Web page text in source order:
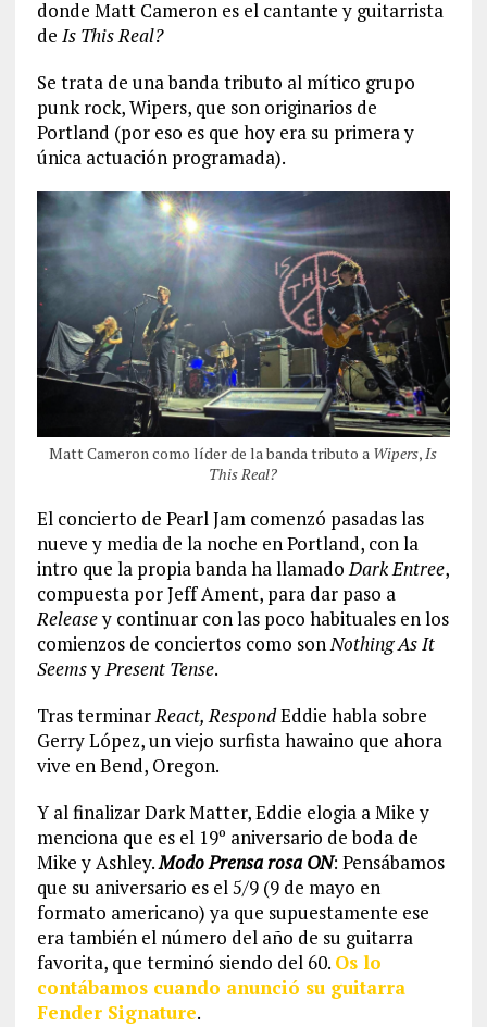
donde Matt Cameron es el cantante y guitarrista
de Is This Real?
Se trata de una banda tributo al mítico grupo
punk rock, Wipers, que son originarios de
Portland (por eso es que hoy era su primera y
única actuación programada).
Matt Cameron como líder de la banda tributo a Wipers,Is
This Real?
El concierto de Pearl Jam comenzó pasadas las
nueve y media de la noche en Portland, con la
intro que la propia banda ha llamadoDark Entree,
compuesta por Jeff Ament, para dar paso a
Releasey continuar con las poco habituales en los
comienzos de conciertos como sonNothing As It
SeemsyPresent Tense.
Tras terminarReact, RespondEddie habla sobre
Gerry López, un viejo surfista hawaino que ahora
vive en Bend, Oregon.
Y al finalizar Dark Matter, Eddie elogia a Mike y
menciona que es el 19º aniversario de boda de
Mike y Ashley.Modo Prensa rosa ON: Pensábamos
que su aniversario es el 5/9 (9 de mayo en
formato americano) ya que supuestamente ese
era también el número del año de su guitarra
favorita, que terminó siendo del 60. Os lo
contábamos cuando anunció su guitarra
Fender Signature.